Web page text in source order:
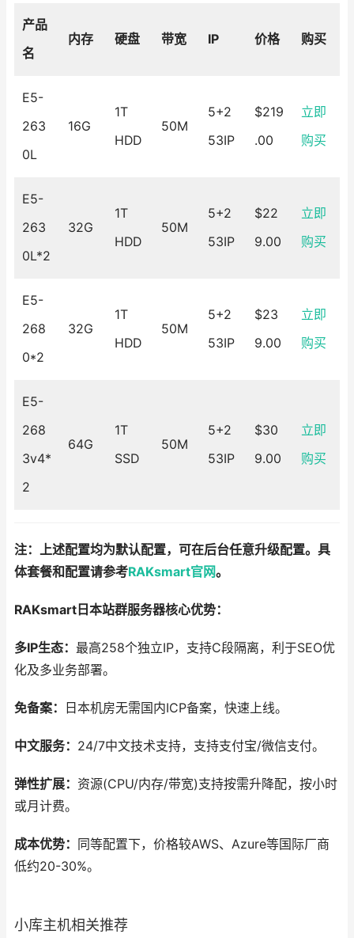
产品
名
内存 硬盘 带宽 IP 价格 购买
E5-
263
0L
16G
1T
HDD
50M
5+2
53IP
$219
.00
立即
购买
E5-
263
0L*2
32G
1T
HDD
50M
5+2
53IP
$22
9.00
立即
购买
E5-
268
0*2
32G
1T
HDD
50M
5+2
53IP
$23
9.00
立即
购买
E5-
268
3v4*
2
64G
1T
SSD
50M
5+2
53IP
$30
9.00
立即
购买
注：上述配置均为默认配置，可在后台任意升级配置。具
体套餐和配置请参考RAKsmart官网。
RAKsmart日本站群服务器核心优势：
多IP生态： 最高258个独立IP，支持C段隔离，利于SEO优
化及多业务部署。
免备案： 日本机房无需国内ICP备案，快速上线。
中文服务： 24/7中文技术支持，支持支付宝/微信支付。
弹性扩展： 资源(CPU/内存/带宽)支持按需升降配，按小时
或月计费。
成本优势：
同等配置下，价格较AWS、Azure等国际厂商
低约20-30%。
小库主机相关推荐